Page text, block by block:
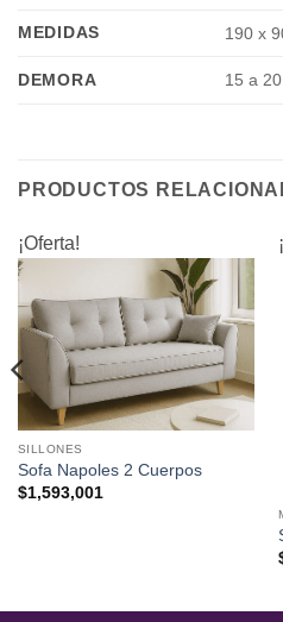
MEDIDAS 190 x
DEMORA 15 a
PRODUCTOS
¡Oferta!
SILLONES
Sofa Napoles 2 Cuerpos
$1,593,001